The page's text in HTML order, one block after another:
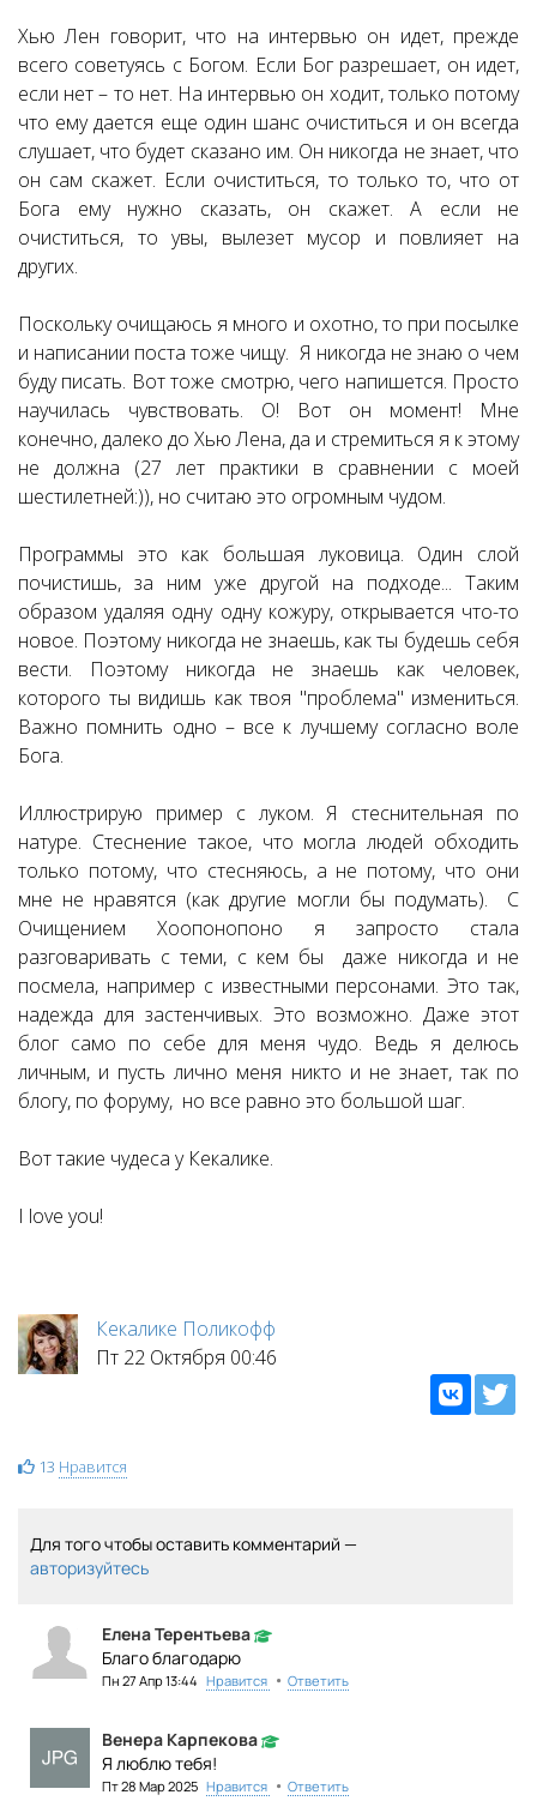
Хью Лен говорит, что на интервью он идет, прежде
всего советуясь с Богом. Если Бог разрешает, он идет,
если нет – то нет. На интервью он ходит, только потому
что ему дается еще один шанс очиститься и он всегда
слушает, что будет сказано им. Он никогда не знает, что
он сам скажет. Если очиститься, то только то, что от
Бога ему нужно сказать, он скажет. А если не
очиститься, то увы, вылезет мусор и повлияет на
других.
Поскольку очищаюсь я много и охотно, то при посылке
и написании поста тоже чищу. Я никогда не знаю о чем
буду писать. Вот тоже смотрю, чего напишется. Просто
научилась чувствовать. О! Вот он момент! Мне
конечно, далеко до Хью Лена, да и стремиться я к этому
не должна (27 лет практики в сравнении с моей
шестилетней:)), но считаю это огромным чудом.
Программы это как большая луковица. Один слой
почистишь, за ним уже другой на подходе... Таким
образом удаляя одну одну кожуру, открывается что-то
новое. Поэтому никогда не знаешь, как ты будешь себя
вести. Поэтому никогда не знаешь как человек,
которого ты видишь как твоя "проблема" измениться.
Важно помнить одно – все к лучшему согласно воле
Бога.
Иллюстрирую пример с луком. Я стеснительная по
натуре. Стеснение такое, что могла людей обходить
только потому, что стесняюсь, а не потому, что они
мне не нравятся (как другие могли бы подумать). С
Очищением Хоопонопоно я запросто стала
разговаривать с теми, с кем бы даже никогда и не
посмела, например с известными персонами. Это так,
надежда для застенчивых. Это возможно. Даже этот
блог само по себе для меня чудо. Ведь я делюсь
личным, и пусть лично меня никто и не знает, так по
блогу, по форуму, но все равно это большой шаг.
Вот такие чудеса у Кекалике.
I love you!
Кекалике Поликофф
Пт 22 Октября 00:46
13 Нравится
Для того чтобы оставить комментарий —
авторизуйтесь
Елена Терентьева
Благо благодарю
Пн 27 Апр 13:44 Нравится • Ответить
Венера Карпекова
Я люблю тебя!
Пт 28 Мар 2025 Нравится • Ответить